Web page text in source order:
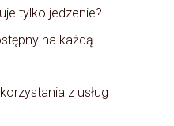
tylko jedzenie?
na każdą
z usług